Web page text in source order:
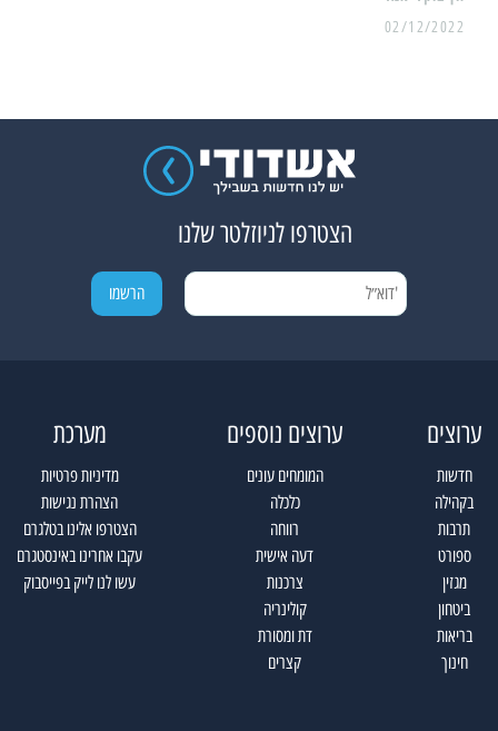
02/12/2022
הצטרפו לניוזלטר שלנו
ערוצים
חדשות
בקהילה
תרבות
ספורט
מגזין
ביטחון
בריאות
חינוך
ערוצים נוספים
המומחים עונים
כלכלה
רווחה
דעה אישית
צרכנות
קולינריה
דת ומסורת
קצרים
מערכת
מדיניות פרטיות
הצהרת נגישות
הצטרפו אלינו בטלגרם
עקבו אחרינו באינסטגרם
עשו לנו לייק בפייסבוק